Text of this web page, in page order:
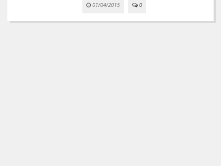
01/04/2015 0